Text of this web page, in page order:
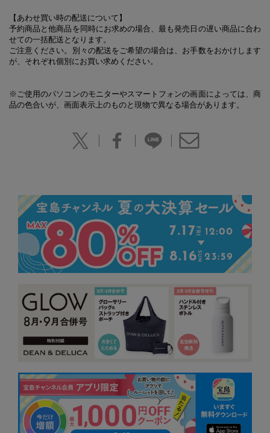
【あわせ買い時の配送について】
予約商品と他商品を同時にお求めの場合、最も発売日の遅い商品に合わ
せての一括配送となります。
ご注意ください。別々の配送をご希望の場合は、お手数をおかけします
が、それぞれ個別にお買い求めください。
※ご使用のパソコンのモニターやスマートフォンの画面によっては、商
品の色合いが、画面表示上のものと現物で異なる場合があります。